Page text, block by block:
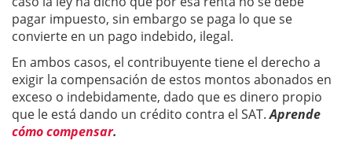
pagar impuesto, sin embargo se paga lo que se
convierte en un pago indebido, ilegal.
En ambos casos, el contribuyente tiene el derecho a
exigir la compensación de estos montos abonados en
exceso o indebidamente, dado que es dinero propio
que le está dando un crédito contra el SAT.Aprende
cómo compensar.